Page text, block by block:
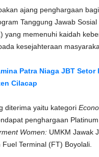
ajang penghargaan
Tanggung Jawab Sosial
yang memenuhi kaidah
kesejahteraan
Patra Niaga JBT Setor
Cilacap
diterima yaitu kategori
penghargaan
Women: UMKM Jawak
Terminal (FT) Boyolali.